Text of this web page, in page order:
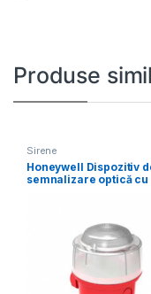
Produse
Sirene
Honeywell Dispozitiv
semnalizare optică cu